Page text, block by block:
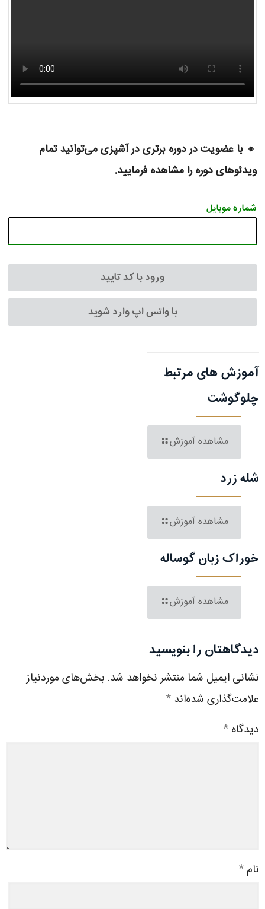
🔸با عضویت در دوره برتری در آشپزی می‌توانید تمام
ویدئوهای دوره را مشاهده فرمایید.
شماره موبایل
ورود با کد تایید
با واتس اپ وارد شوید
آموزش های مرتبط
چلوگوشت
مشاهده آموزش
شله زرد
مشاهده آموزش
خوراک زبان گوساله
مشاهده آموزش
دیدگاهتان را بنویسید
نشانی ایمیل شما منتشر نخواهد شد. بخش‌های موردنیاز
علامت‌گذاری شده‌اند *
دیدگاه *
نام *